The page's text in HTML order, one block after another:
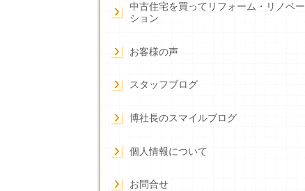
中古住宅を買ってリフォーム・リノベー
ション
お客様の声
スタッフブログ
博社長のスマイルブログ
個人情報について
お問合せ